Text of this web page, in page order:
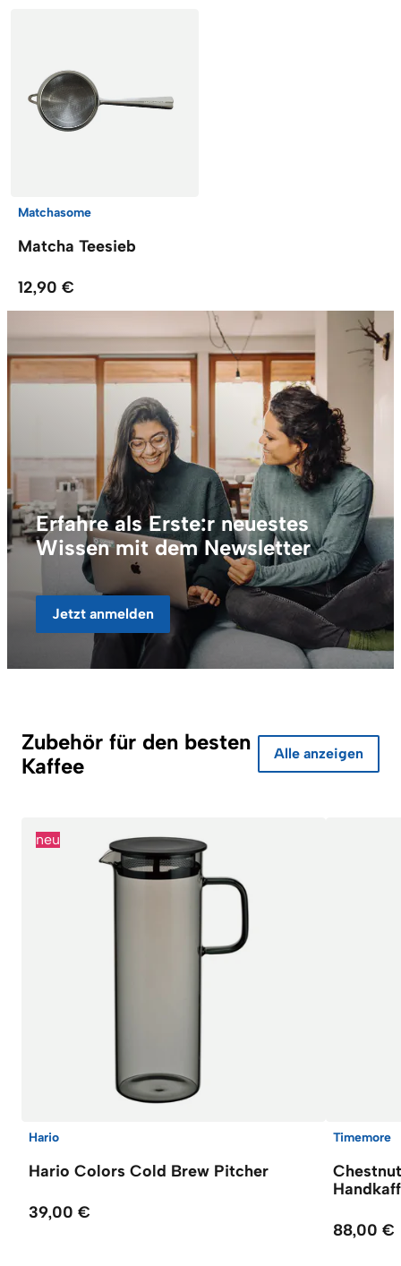
Matchasome
Matcha Teesieb
12,90 €
Erfahre als Erste:r neuestes
Wissen mit dem Newsletter
Jetzt anmelden
Zubehör für den besten
Kaffee
Alle anzeigen
neu
Hario
Hario Colors Cold Brew Pitcher
39,00 €
Timemore
88,00 €